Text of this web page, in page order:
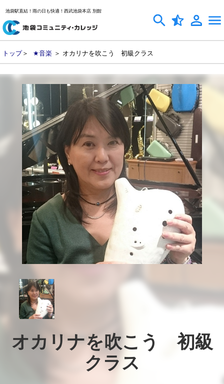
池袋駅直結！雨の日も快適！西武池袋本店 別館
トップ＞ ★音楽 ＞ オカリナを吹こう 初級クラス
オカリナを吹こう　初級
クラス